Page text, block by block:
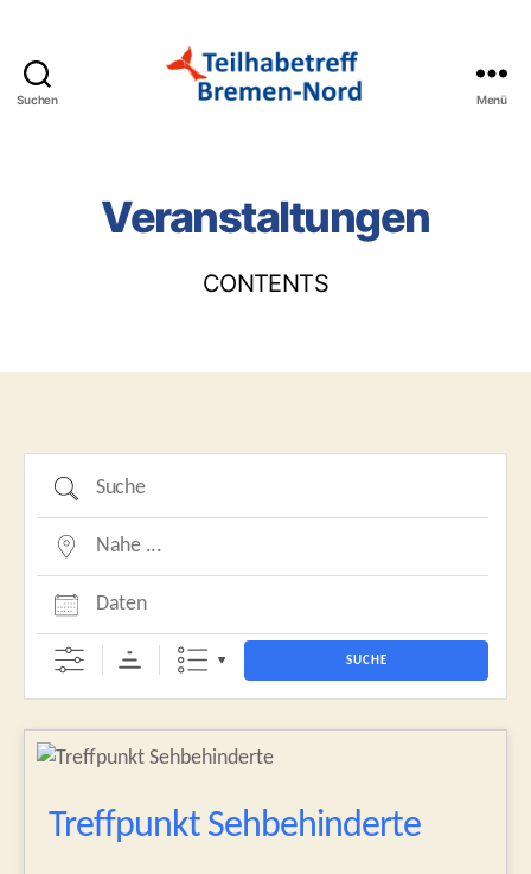
Suchen Menü
Veranstaltungen
CONTENTS
Suche
Nahe ...
Daten
SUCHE
Treffpunkt Sehbehinderte